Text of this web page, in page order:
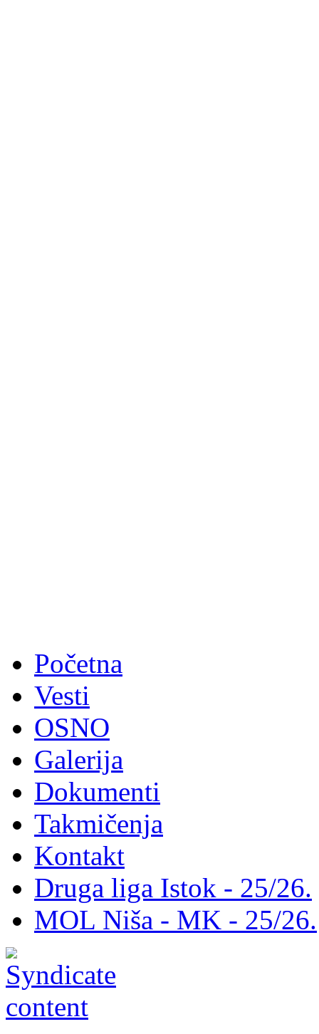
Početna
Vesti
OSNO
Galerija
Dokumenti
Takmičenja
Kontakt
Druga liga Istok - 25/26.
MOL Niša - MK - 25/26.